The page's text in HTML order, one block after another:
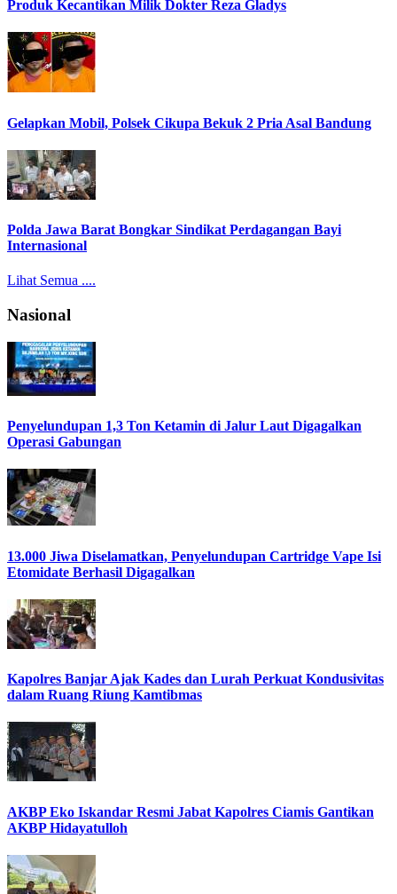
Produk Kecantikan Milik Dokter Reza Gladys
Gelapkan Mobil, Polsek Cikupa Bekuk 2 Pria Asal Bandung
Polda Jawa Barat Bongkar Sindikat Perdagangan Bayi
Internasional
Lihat Semua ....
Nasional
Penyelundupan 1,3 Ton Ketamin di Jalur Laut Digagalkan
Operasi Gabungan
13.000 Jiwa Diselamatkan, Penyelundupan Cartridge Vape Isi
Etomidate Berhasil Digagalkan
Kapolres Banjar Ajak Kades dan Lurah Perkuat Kondusivitas
dalam Ruang Riung Kamtibmas
AKBP Eko Iskandar Resmi Jabat Kapolres Ciamis Gantikan
AKBP Hidayatulloh